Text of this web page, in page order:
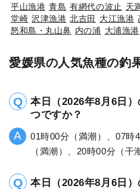
平山漁港 青島 有網代の波止 天
堂崎 沢津漁港 北吉田 大江漁港
怒和島・丸山鼻 内の浦 大浦漁港
愛媛県の人気魚種の釣
本日（2026年8月6日
つですか？
01時00分（満潮）、07時
（満潮）、20時00分（干
本日（2026年8月6日